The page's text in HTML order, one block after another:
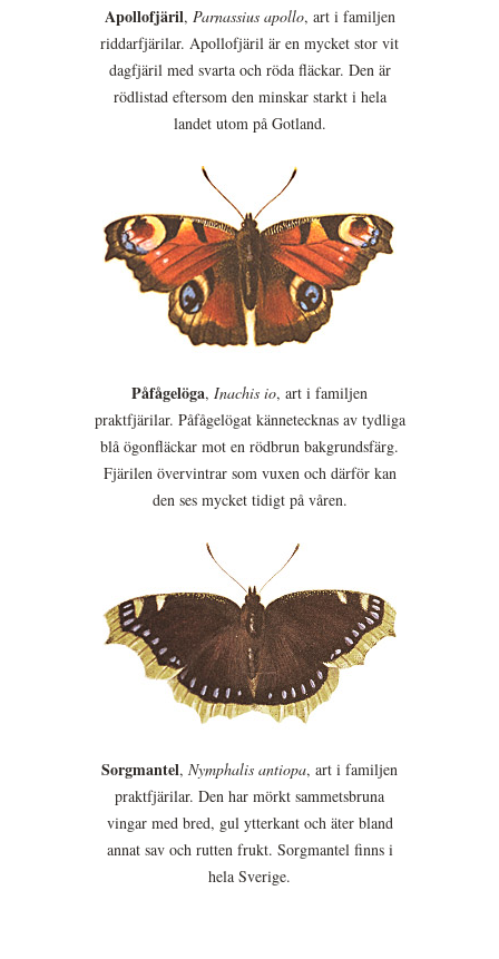
Apollofjäril, Parnassius apollo, art i familjen
riddarfjärilar. Apollofjäril är en mycket stor vit
dagfjäril med svarta och röda fläckar. Den är
rödlistad eftersom den minskar starkt i hela
landet utom på Gotland.
Påfågelöga, Inachis io, art i familjen
praktfjärilar. Påfågelögat kännetecknas av tydliga
blå ögonfläckar mot en rödbrun bakgrundsfärg.
Fjärilen övervintrar som vuxen och därför kan
den ses mycket tidigt på våren.
Sorgmantel, Nymphalis antiopa, art i familjen
praktfjärilar. Den har mörkt sammetsbruna
vingar med bred, gul ytterkant och äter bland
annat sav och rutten frukt. Sorgmantel finns i
hela Sverige.